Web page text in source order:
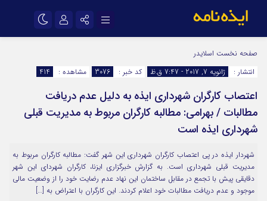
اینستاگرام
سروش
ایتا
آپارات
اپلیکیشن رمز عبور
صفحه نخست اسلایدر
انتشار :
ژانویه 7, 2017 - 7:47 ق.ظ کد خبر : 3076 مشاهده : 414
اعتصاب کارگران شهرداری ایذه به دلیل عدم دریافت
مطالبات / بهرامی: مطالبه کارگران مربوط به مدیریت قبلی
شهرداری ایذه است
شهردار ایذه در پی اعتصاب کارگران شهرداری این شهر گفت: مطالبه کارگران مربوط به
مدیریت قبلی شهرداری است. به گزارش خبرگزاری ایزنا، کارگران شهردای این شهر
دقایقی پیش با تجمع در مقابل ساختمان این نهاد عدم رضایت خود را از وضعیت مالی
موجود و عدم دریافت مطالبات خود اعلام کردند. این کارگران با اعتراض به […]